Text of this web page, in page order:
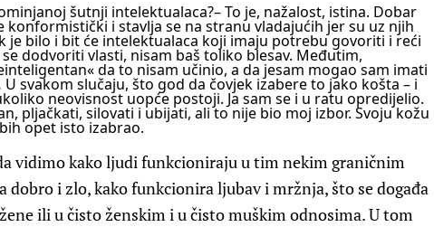
šutnji intelektualaca?– To je, nažalost, istina. Dobar
konformistički i stavlja se na stranu vladajućih jer su uz njih
je bilo i bit će intelektualaca koji imaju potrebu govoriti i reći
dodvoriti vlasti, nisam baš toliko blesav. Međutim,
da to nisam učinio, a da jesam mogao sam imati
svakom slučaju, što god da čovjek izabere to jako košta – i
neovisnost uopće postoji. Ja sam se i u ratu opredijelio.
pljačkati, silovati i ubijati, ali to nije bio moj izbor. Svoju kožu
opet isto izabrao.
vidimo kako ljudi funkcioniraju u tim nekim graničnim
dobro i zlo, kako funkcionira ljubav i mržnja, što se događa
ili u čisto ženskim i u čisto muškim odnosima. U tom